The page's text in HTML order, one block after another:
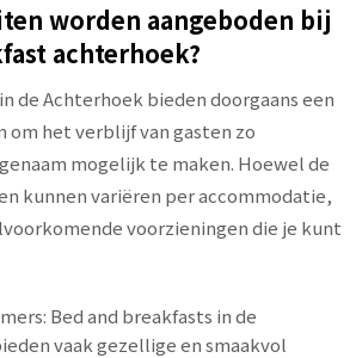
worden aangeboden bij
achterhoek?
de Achterhoek bieden doorgaans een
om het verblijf van gasten zo
mogelijk te maken. Hoewel de
kunnen variëren per accommodatie,
voorzieningen die je kunt
Bed and breakfasts in de
vaak gezellige en smaakvol